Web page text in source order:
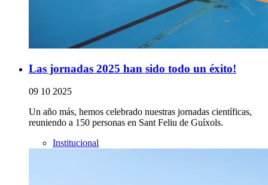
Las jornadas 2025 han sido todo un éxito!
09 10 2025
Un año más, hemos celebrado nuestras jornadas científicas,
reuniendo a 150 personas en Sant Feliu de Guíxols.
Institucional